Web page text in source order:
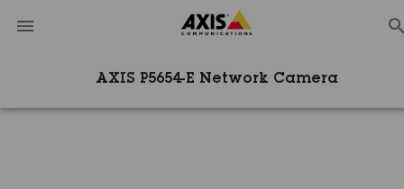
AXIS P5654-E Network Camera